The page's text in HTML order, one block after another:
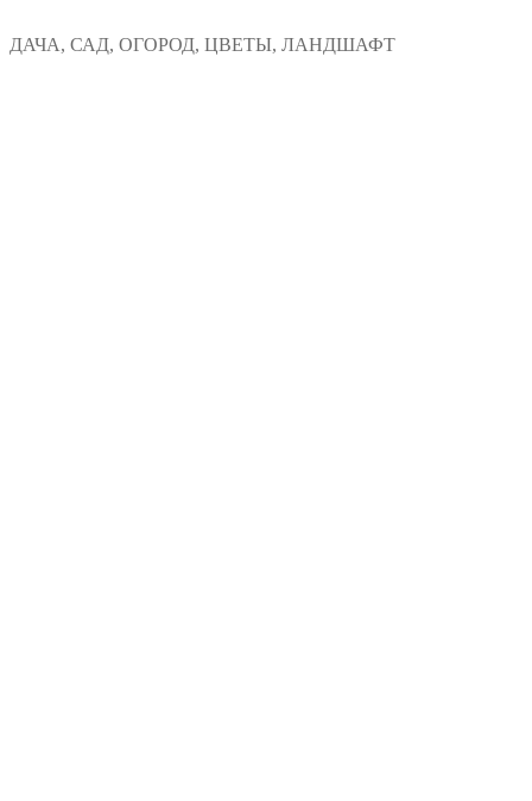
к
ДАЧА, САД, ОГОРОД, ЦВЕТЫ, ЛАНДШАФТ